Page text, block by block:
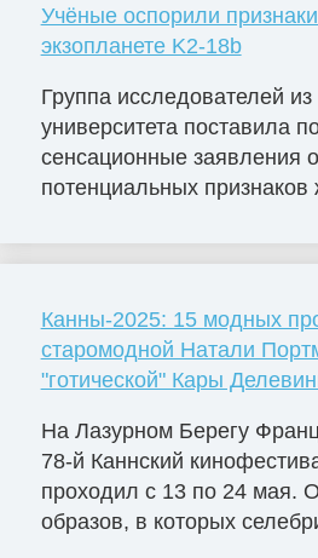
Учёные оспорили
экзопланете K2-18b
Группа исследователей из
университета поставила
сенсационные заявления
потенциальных признаков
Канны-2025: 15 модных
старомодной Натали
"готической" Кары
На Лазурном Берегу
78-й Каннский
проходил с 13 по 24 мая.
образов, в которых